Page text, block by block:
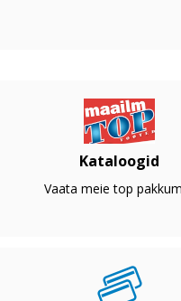
Kataloogid
Vaata meie top